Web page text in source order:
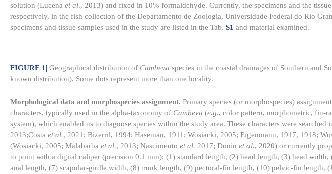
solution (Lucena et al., 2013) and fixed in 10% formaldehyde. Currently, the specimens and the
respectively, in the fish collection of the Departamento de Zoologia, Universidade Federal do Rio
specimens and tissue samples used in the study are listed in the Tab. S1 and material examined.
FIGURE 1 | Geographical distribution of Cambeva species in the coastal drainages of Southern and
known distribution). Some dots represent more than one locality.
Morphological data and morphospecies assignment. Primary species (or morphospecies)
characters, typically used in the alpha-taxonomy of Cambeva (e.g., color pattern, morphometric, fin-
system), which enabled us to diagnose species within the study area. These characters were
2013;Costa et al., 2021; Bizerril, 1994; Haseman, 1911; Wosiacki, 2005; Eigenmann, 1917, 1918;
(Wosiacki, 2005; Malabarba et al., 2013; Nascimento et al. 2017; Donin et al., 2020) or currently
to point with a digital caliper (precision 0.1 mm): (1) standard length, (2) head length, (3) head
anal length, (7) scapular-girdle width, (8) trunk length, (9) pectoral-fin length, (10) pelvic-fin length,